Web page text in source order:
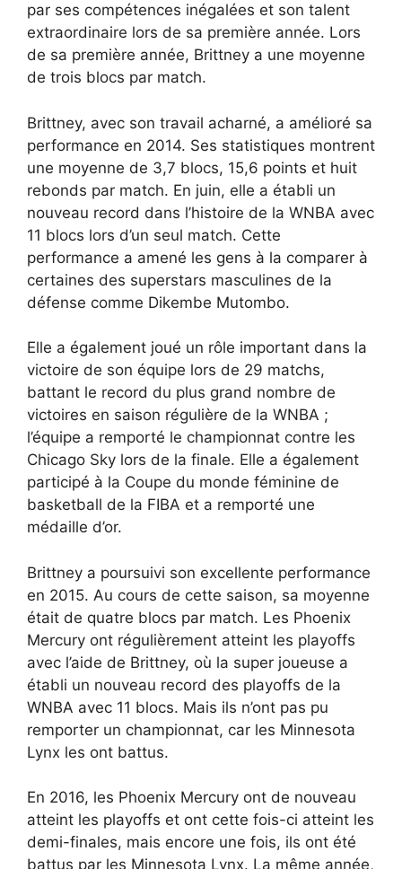
par ses compétences inégalées et son talent
extraordinaire lors de sa première année. Lors
de sa première année, Brittney a une moyenne
de trois blocs par match.
Brittney, avec son travail acharné, a amélioré sa
performance en 2014. Ses statistiques montrent
une moyenne de 3,7 blocs, 15,6 points et huit
rebonds par match. En juin, elle a établi un
nouveau record dans l’histoire de la WNBA avec
11 blocs lors d’un seul match. Cette
performance a amené les gens à la comparer à
certaines des superstars masculines de la
défense comme Dikembe Mutombo.
Elle a également joué un rôle important dans la
victoire de son équipe lors de 29 matchs,
battant le record du plus grand nombre de
victoires en saison régulière de la WNBA ;
l’équipe a remporté le championnat contre les
Chicago Sky lors de la finale. Elle a également
participé à la Coupe du monde féminine de
basketball de la FIBA et a remporté une
médaille d’or.
Brittney a poursuivi son excellente performance
en 2015. Au cours de cette saison, sa moyenne
était de quatre blocs par match. Les Phoenix
Mercury ont régulièrement atteint les playoffs
avec l’aide de Brittney, où la super joueuse a
établi un nouveau record des playoffs de la
WNBA avec 11 blocs. Mais ils n’ont pas pu
remporter un championnat, car les Minnesota
Lynx les ont battus.
En 2016, les Phoenix Mercury ont de nouveau
atteint les playoffs et ont cette fois-ci atteint les
demi-finales, mais encore une fois, ils ont été
battus par les Minnesota Lynx. La même année,